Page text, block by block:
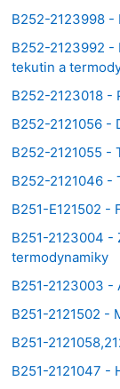
B252-2123998 -
B252-2123992 -
tekutin a
B252-2123018 -
B252-2121056 -
B252-2121055 -
B252-2121046 -
B251-E121502 -
B251-2123004 -
termodynamiky
B251-2123003 -
B251-2121502 -
B251-
B251-2121047 -